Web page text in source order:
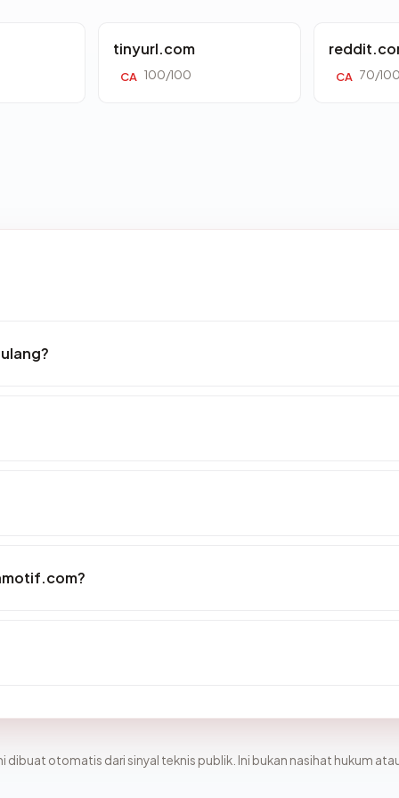
tinyurl.com
CA 100/100 CA 70/
dibuat otomatis dari sinyal teknis publik. Ini bukan nasihat hukum